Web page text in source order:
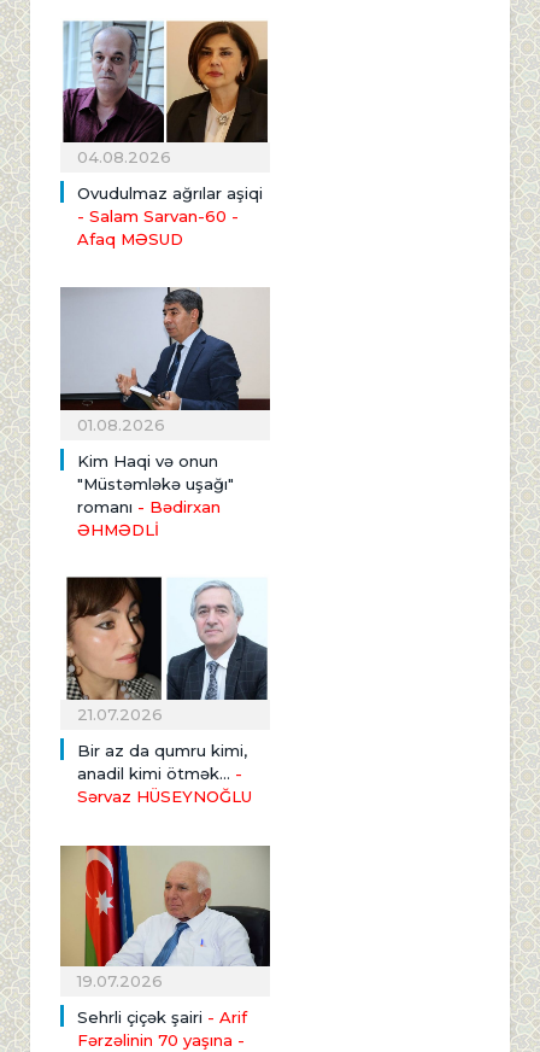
04.08.2026
Ovudulmaz ağrılar aşiqi
- Salam Sarvan-60 -
Afaq MƏSUD
01.08.2026
Kim Haqi və onun
"Müstəmləkə uşağı"
romanı - Bədirxan
ƏHMƏDLİ
21.07.2026
Bir az da qumru kimi,
anadil kimi ötmək... -
Sərvaz HÜSEYNOĞLU
19.07.2026
Sehrli çiçək şairi - Arif
Fərzəlinin 70 yaşına -